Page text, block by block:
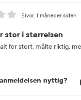
stor i størrelsen
1 måneder siden
Eivor
for stort, målte riktig,
nyttig?